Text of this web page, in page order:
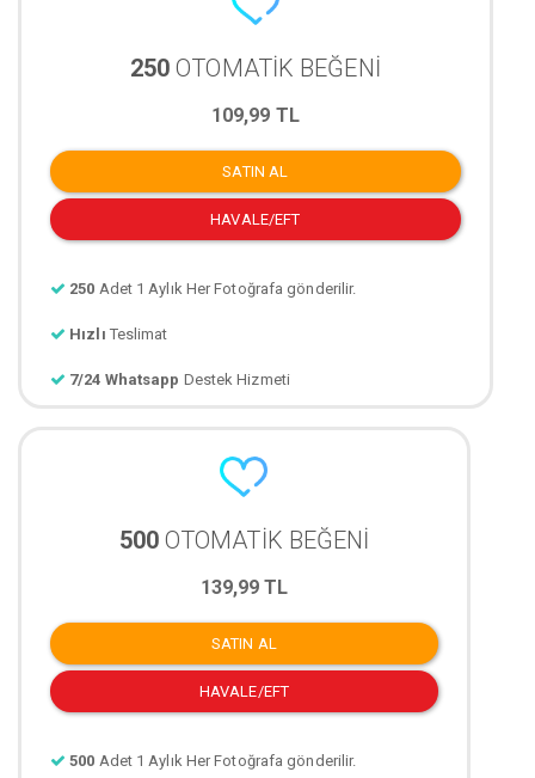
250 OTOMATİK BEĞENİ
109,99 TL
SATIN AL
HAVALE/EFT
250 Adet 1 Aylık Her Fotoğrafa gönderilir.
Hızlı Teslimat
7/24 Whatsapp Destek Hizmeti
500OTOMATİK BEĞENİ
139,99 TL
SATIN AL
HAVALE/EFT
500 Adet 1 Aylık Her Fotoğrafa gönderilir.